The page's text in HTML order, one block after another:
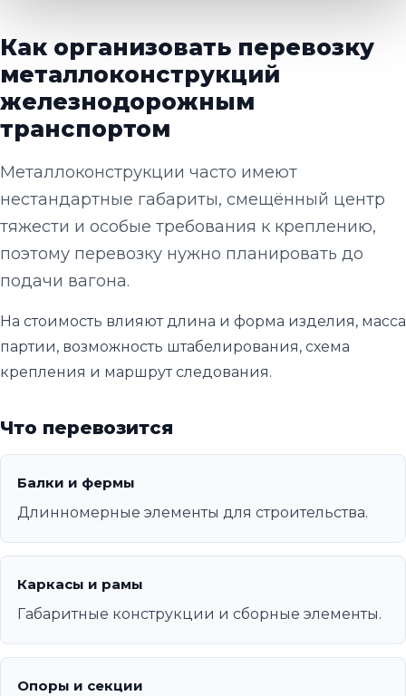
Как организовать перевозку
металлоконструкций
железнодорожным
транспортом
Металлоконструкции часто имеют
нестандартные габариты, смещённый центр
тяжести и особые требования к креплению,
поэтому перевозку нужно планировать до
подачи вагона.
На стоимость влияют длина и форма изделия, масса
партии, возможность штабелирования, схема
крепления и маршрут следования.
Что перевозится
Балки и фермы
Длинномерные элементы для строительства.
Каркасы и рамы
Габаритные конструкции и сборные элементы.
Опоры и секции